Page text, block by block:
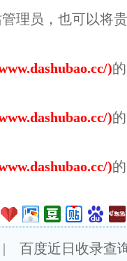
理员，也可以将
)
)
)
百度近日收录查